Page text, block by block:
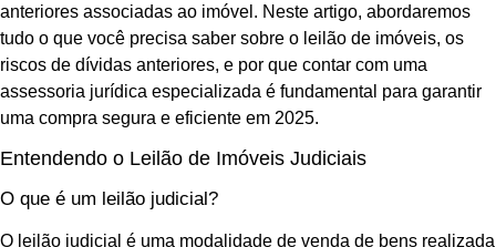
anteriores associadas ao imóvel. Neste artigo, abordaremos
tudo o que você precisa saber sobre o leilão de imóveis, os
riscos de dívidas anteriores, e por que contar com uma
assessoria jurídica especializada é fundamental para garantir
uma compra segura e eficiente em 2025.
Entendendo o Leilão de Imóveis Judiciais
O que é um leilão judicial?
O leilão judicial é uma modalidade de venda de bens realizada